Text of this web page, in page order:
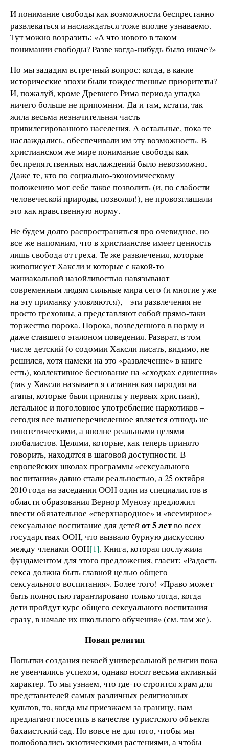
И понимание свободы как возможности беспрестанно
развлекаться и наслаждаться тоже вполне узнаваемо.
Тут можно возразить: «А что нового в таком
понимании свободы? Разве когда-нибудь было иначе?»
Но мы зададим встречный вопрос: когда, в какие
исторические эпохи были тождественные приоритеты?
И, пожалуй, кроме Древнего Рима периода упадка
ничего больше не припомним. Да и там, кстати, так
жила весьма незначительная часть
привилегированного населения. А остальные, пока те
наслаждались, обеспечивали им эту возможность. В
христианском же мире понимание свободы как
беспрепятственных наслаждений было невозможно.
Даже те, кто по социально-экономическому
положению мог себе такое позволить (и, по слабости
человеческой природы, позволял!), не провозглашали
это как нравственную норму.
Не будем долго распространяться про очевидное, но
все же напомним, что в христианстве имеет ценность
лишь свобода от греха. Те же развлечения, которые
живописует Хаксли и которые с какой-то
маниакальной назойливостью навязывают
современным людям сильные мира сего (и многие уже
на эту приманку уловляются), – эти развлечения не
просто греховны, а представляют собой прямо-таки
торжество порока. Порока, возведенного в норму и
даже ставшего эталоном поведения. Разврат, в том
числе детский (о содомии Хаксли писать, видимо, не
решился, хотя намеки на это «развлечение» в книге
есть), коллективное беснование на «сходках единения»
(так у Хаксли называется сатанинская пародия на
агапы, которые были приняты у первых христиан),
легальное и поголовное употребление наркотиков –
сегодня все вышеперечисленное является отнюдь не
гипотетическими, а вполне реальными целями
глобалистов. Целями, которые, как теперь принято
говорить, находятся в шаговой доступности. В
европейских школах программы «сексуального
воспитания» давно стали реальностью, а 25 октября
2010 года на заседании ООН один из специалистов в
области образования Вернор Мунозу предложил
ввести обязательное «сверхнародное» и «всемирное»
сексуальное воспитание для детейот 5 летво всех
государствах ООН, что вызвало бурную дискуссию
между членами ООН[1]. Книга, которая послужила
фундаментом для этого предложения, гласит: «Радость
секса должна быть главной целью общего
сексуального воспитания». Более того! «Право может
быть полностью гарантировано только тогда, когда
дети пройдут курс общего сексуального воспитания
сразу, в начале их школьного обучения» (см. там же).
Новая религия
Попытки создания некоей универсальной религии пока
не увенчались успехом, однако носят весьма активный
характер. То мы узнаем, что где-то строится храм для
представителей самых различных религиозных
культов, то, когда мы приезжаем за границу, нам
предлагают посетить в качестве туристского объекта
бахаистский сад. Но вовсе не для того, чтобы мы
полюбовались экзотическими растениями, а чтобы